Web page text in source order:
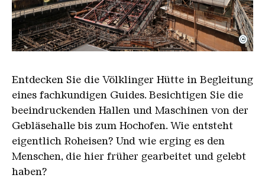
Der Erzschrägaufzug der Völklinger Hütte mit
Copyright: Weltkulturerbe Völklinger Hütte | Karl
©
Entdecken Sie die Völklinger Hütte in Begleitung
eines fachkundigen Guides. Besichtigen Sie die
beeindruckenden Hallen und Maschinen von der
Gebläsehalle bis zum Hochofen. Wie entsteht
eigentlich Roheisen? Und wie erging es den
Menschen, die hier früher gearbeitet und gelebt
haben?